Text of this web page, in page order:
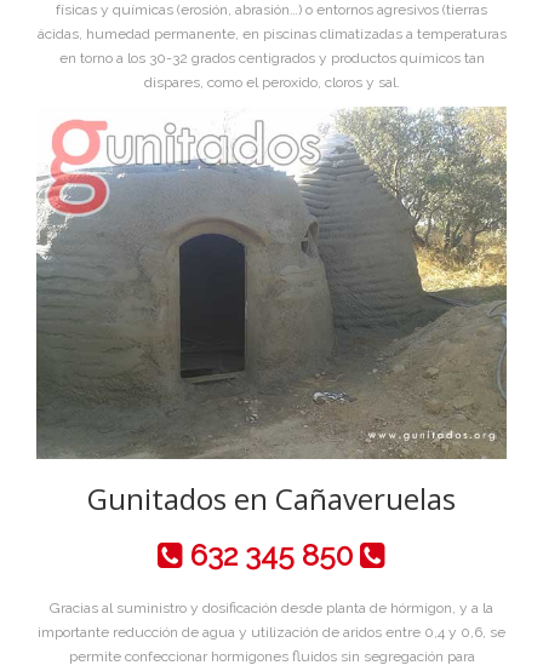
físicas y químicas (erosión, abrasión…) o entornos agresivos (tierras
ácidas, humedad permanente, en piscinas climatizadas a temperaturas
en torno a los 30-32 grados centigrados y productos químicos tan
dispares, como el peroxido, cloros y sal.
Gunitados en Cañaveruelas
632 345 850
Gracias al suministro y dosificación desde planta de hórmigon, y a la
importante reducción de agua y utilización de aridos entre 0,4 y 0,6, se
permite confeccionar hormigones fluidos sin segregación para